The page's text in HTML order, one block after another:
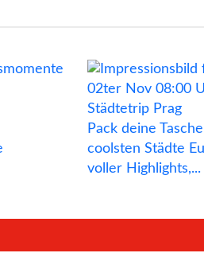
02ter Nov 08:00
Städtetrip Prag
Pack deine
coolsten Städte
voller Highlights,...